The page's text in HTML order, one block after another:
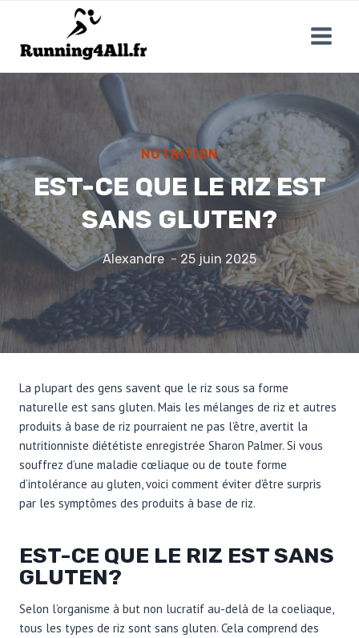
contenu
NUTRITION
EST-CE QUE LE RIZ EST
SANS GLUTEN?
Alexandre 25 juin 2025
La plupart des gens savent que le riz sous sa forme
naturelle est sans gluten. Mais les mélanges de riz et autres
produits à base de riz pourraient ne pas l’être, avertit la
nutritionniste diététiste enregistrée Sharon Palmer. Si vous
souffrez d’une maladie cœliaque ou de toute forme
d’intolérance au gluten, voici comment éviter d’être surpris
par les symptômes des produits à base de riz.
EST-CE QUE LE RIZ EST SANS
GLUTEN?
Selon l’organisme à but non lucratif au-delà de la coeliaque,
tous les types de riz sont sans gluten. Cela comprend des